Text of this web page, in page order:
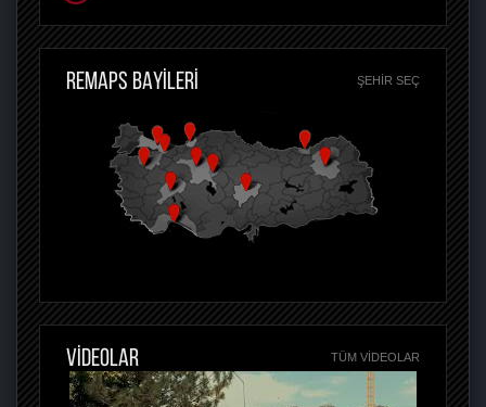
REMAPS BAYİLERİ ŞEHIR SEÇ
VİDEOLAR TÜM VIDEOLAR